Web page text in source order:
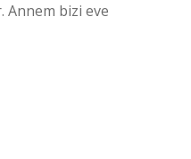
Annem bizi eve